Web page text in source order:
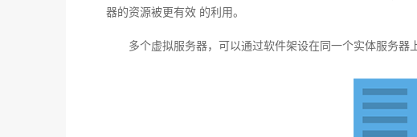
器的资源被更有效 的利用。
多个虚拟服务器，可以通过软件架设在同一个实体服务器